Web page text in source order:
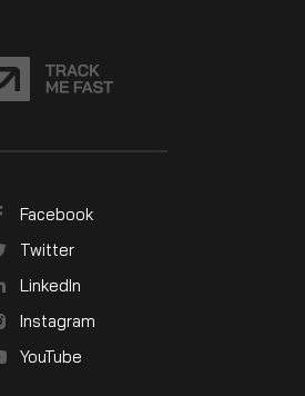
Facebook
Twitter
LinkedIn
Instagram
YouTube